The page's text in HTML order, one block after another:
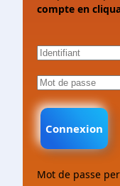
compte en
Connexion
Mot de passe